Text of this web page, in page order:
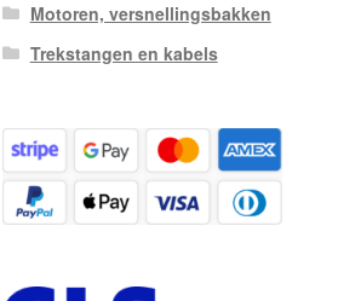
Motoren, versnellingsbakken
Trekstangen en kabels